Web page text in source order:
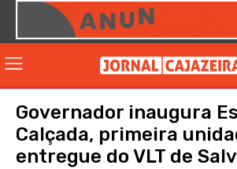
Governador inaugura
Calçada, primeira
entregue do VLT de